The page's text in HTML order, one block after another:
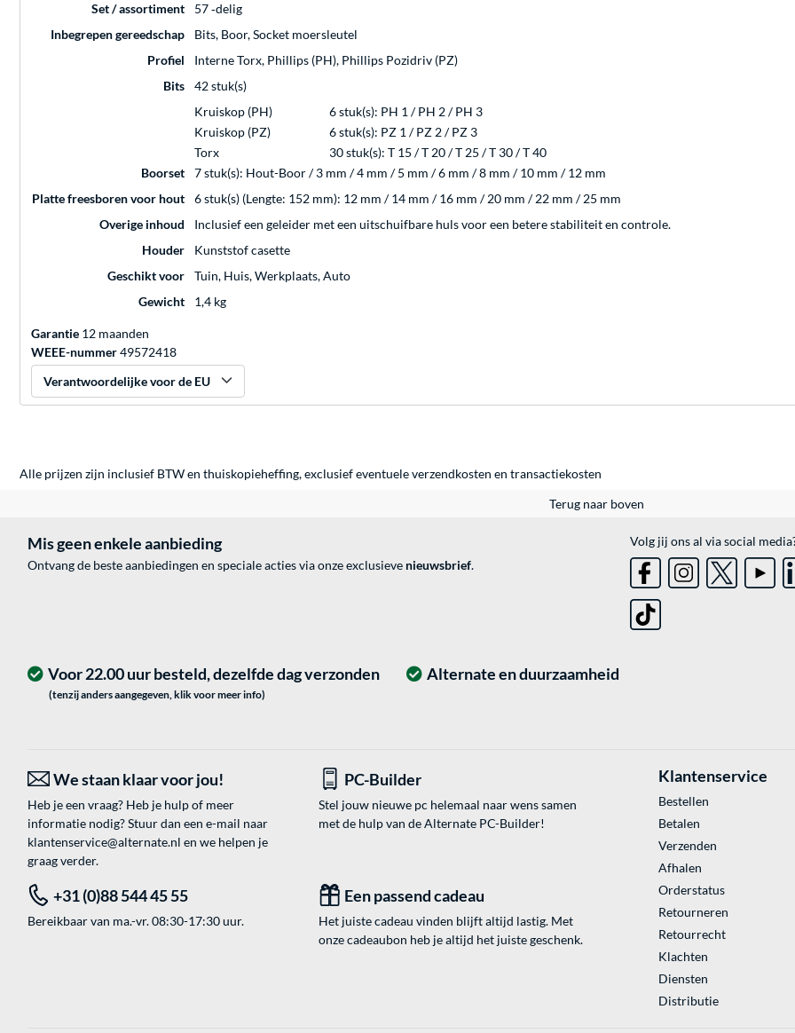
Set / assortiment
57 ‐delig
Inbegrepen gereedschap
Bits, Boor, Socket moersleutel
Profiel
Interne Torx, Phillips (PH), Phillips Pozidriv (PZ)
Bits
42 stuk(s)
Kruiskop (PH)
6 stuk(s): PH 1 / PH 2 / PH 3
Kruiskop (PZ)
6 stuk(s): PZ 1 / PZ 2 / PZ 3
Torx
30 stuk(s): T 15 / T 20 / T 25 / T 30 / T 40
Boorset
7 stuk(s): Hout-Boor / 3 mm / 4 mm / 5 mm / 6 mm / 8 mm / 10 mm / 12 mm
Platte freesboren voor hout
6 stuk(s) (Lengte: 152 mm): 12 mm / 14 mm / 16 mm / 20 mm / 22 mm / 25 mm
Overige inhoud
Inclusief een geleider met een uitschuifbare huls voor een betere stabiliteit en controle.
Houder
Kunststof casette
Geschikt voor
Tuin, Huis, Werkplaats, Auto
Gewicht
1,4 kg
Garantie 12 maanden
WEEE-nummer49572418
Verantwoordelijke voor de EU
Alle prijzen zijn inclusief BTW en thuiskopieheffing, exclusief eventueleverzendkosten en transactiekosten
Terug naar boven
Mis geen enkele aanbieding
Ontvang de beste aanbiedingen en speciale acties via onze exclusieve nieuwsbrief.
Volg jij ons al via social
Alternate en duurzaamheid
Voor 22.00 uur besteld, dezelfde dag verzonden
(tenzij anders aangegeven, klik voor meer info)
We staan klaar voor jou!
Heb je een vraag? Heb je hulp of meer
informatie nodig? Stuur dan een e-mail naar
klantenservice@alternate.nl en we helpen je
graag verder.
PC-Builder
Stel jouw nieuwe pc helemaal naar wens samen
met de hulp van de Alternate PC-Builder!
+31 (0)88 544 45 55
Bereikbaar van ma.-vr. 08:30-17:30 uur.
Een passend cadeau
Het juiste cadeau vinden blijft altijd lastig. Met
onze cadeaubon heb je altijd het juiste geschenk.
Klantenservice
Bestellen
Betalen
Verzenden
Afhalen
Orderstatus
Retourneren
Retourrecht
Klachten
Diensten
Distributie